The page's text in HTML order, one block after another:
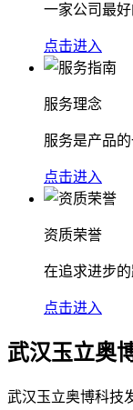
一家公司最
点击进入
服务理念
服务是产品
点击进入
资质荣誉
在追求进步
点击进入
武汉玉立奥
武汉玉立奥博科技